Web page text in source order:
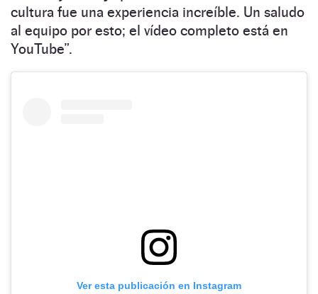
cultura fue una experiencia increíble. Un saludo
al equipo por esto; el vídeo completo está en
YouTube”.
Ver esta publicación en Instagram